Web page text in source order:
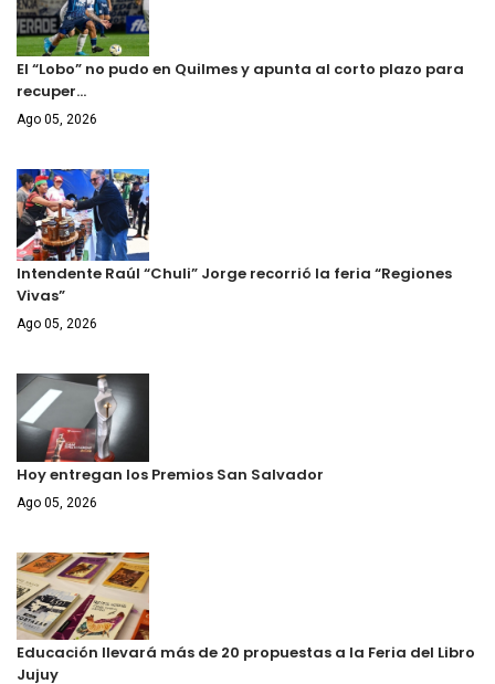
El “Lobo” no pudo en Quilmes y apunta al corto plazo para
recuper…
Ago 05, 2026
Intendente Raúl “Chuli” Jorge recorrió la feria “Regiones
Vivas”
Ago 05, 2026
Hoy entregan los Premios San Salvador
Ago 05, 2026
Educación llevará más de 20 propuestas a la Feria del Libro
Jujuy